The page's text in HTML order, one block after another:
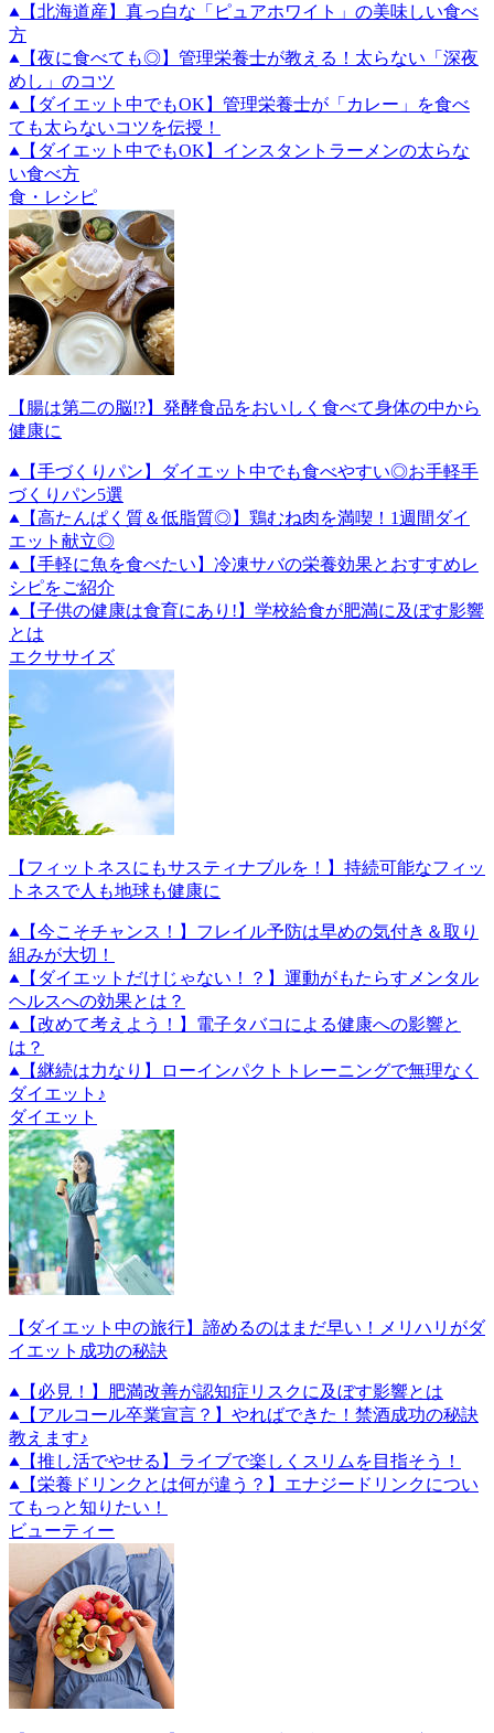
【北海道産】真っ白な「ピュアホワイト」の美味しい食べ
方
【夜に食べても◎】管理栄養士が教える！太らない「深夜
めし」のコツ
【ダイエット中でもOK】管理栄養士が「カレー」を食べ
ても太らないコツを伝授！
【ダイエット中でもOK】インスタントラーメンの太らな
い食べ方
食・レシピ
【腸は第二の脳!?】発酵食品をおいしく食べて身体の中から
健康に
【手づくりパン】ダイエット中でも食べやすい◎お手軽手
づくりパン5選
【高たんぱく質＆低脂質◎】鶏むね肉を満喫！1週間ダイ
エット献立◎
【手軽に魚を食べたい】冷凍サバの栄養効果とおすすめレ
シピをご紹介
【子供の健康は食育にあり!】学校給食が肥満に及ぼす影響
とは
エクササイズ
【フィットネスにもサスティナブルを！】持続可能なフィッ
トネスで人も地球も健康に
【今こそチャンス！】フレイル予防は早めの気付き＆取り
組みが大切！
【ダイエットだけじゃない！？】運動がもたらすメンタル
ヘルスへの効果とは？
【改めて考えよう！】電子タバコによる健康への影響と
は？
【継続は力なり】ローインパクトトレーニングで無理なく
ダイエット♪
ダイエット
【ダイエット中の旅行】諦めるのはまだ早い！メリハリがダ
イエット成功の秘訣
【必見！】肥満改善が認知症リスクに及ぼす影響とは
【アルコール卒業宣言？】やればできた！禁酒成功の秘訣
教えます♪
【推し活でやせる】ライブで楽しくスリムを目指そう！
【栄養ドリンクとは何が違う？】エナジードリンクについ
てもっと知りたい！
ビューティー